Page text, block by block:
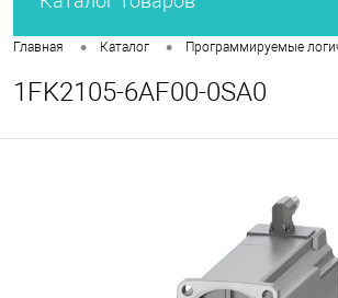
Главная • Каталог • Программируемые
1FK2105-6AF00-0SA0